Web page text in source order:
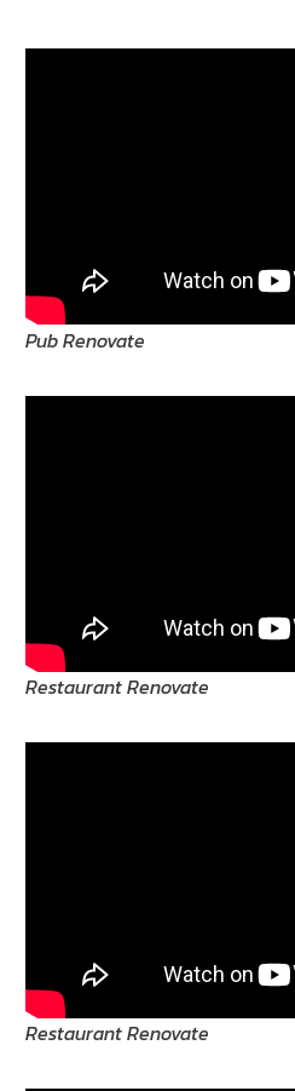
Pub Renovate
Restaurant Renovate
Restaurant Renovate